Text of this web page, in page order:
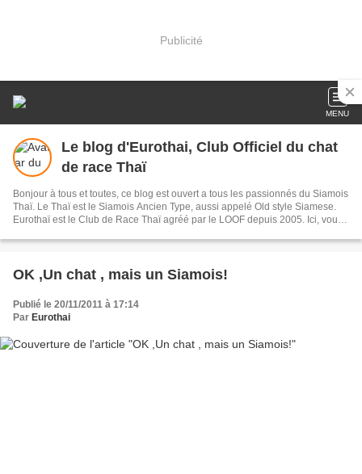
Publicité
MENU
Le blog d'Eurothai, Club Officiel du chat
de race Thaï
Bonjour à tous et toutes, ce blog est ouvert a tous les passionnés du Siamois
Thaï. Le Thaï est le Siamois Ancien Type, aussi appelé Old style Siamese.
Eurothaï est le Club de Race Thaï agréé par le LOOF depuis 2005. Ici, vous
étalons Thaïs disponibles, les chatons disponibles à la vente, ainsi que les
sur Facebook!
OK ,Un chat , mais un Siamois!
Publié le 20/11/2011 à 17:14
Par Eurothai